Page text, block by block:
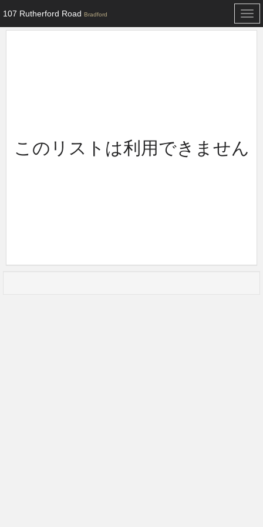
107 Rutherford Road Bradford
このリストは利用できません